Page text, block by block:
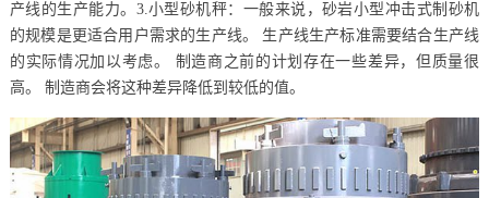
产线的生产能力。3.小型砂机秤：一般来说，砂岩小型冲击式制砂机
的规模是更适合用户需求的生产线。 生产线生产标准需要结合生产线
的实际情况加以考虑。 制造商之前的计划存在一些差异，但质量很
高。 制造商会将这种差异降低到较低的值。